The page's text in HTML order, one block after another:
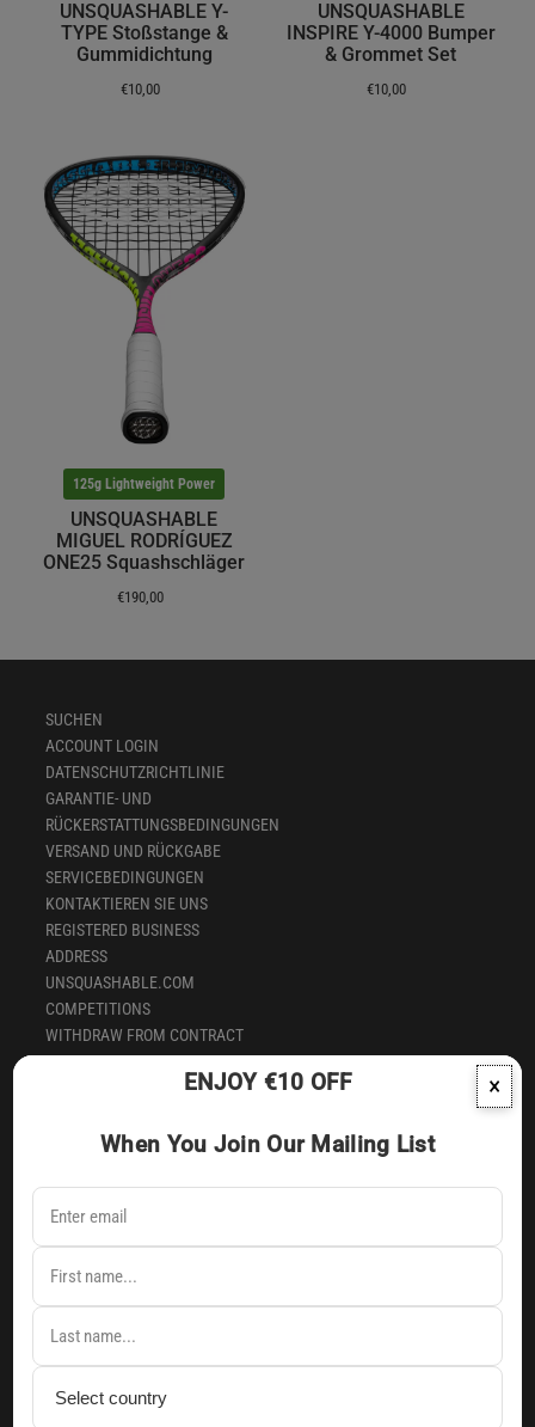
×
ENJOY €10 OFF
When You Join Our Mailing List
UNSQUASHABLE Y-
TYPE Stoßstange &
Gummidichtung
€10,00
UNSQUASHABLE
INSPIRE Y-4000 Bumper
& Grommet Set
€10,00
125g Lightweight Power
UNSQUASHABLE
MIGUEL RODRÍGUEZ
ONE25 Squashschläger
€190,00
SUCHEN
ACCOUNT LOGIN
DATENSCHUTZRICHTLINIE
GARANTIE- UND
RÜCKERSTATTUNGSBEDINGUNGEN
VERSAND UND RÜCKGABE
SERVICEBEDINGUNGEN
KONTAKTIEREN SIE UNS
REGISTERED BUSINESS
ADDRESS
UNSQUASHABLE.COM
COMPETITIONS
WITHDRAW FROM CONTRACT
HERE
Signup to our newsletter to receive latest news & earliest